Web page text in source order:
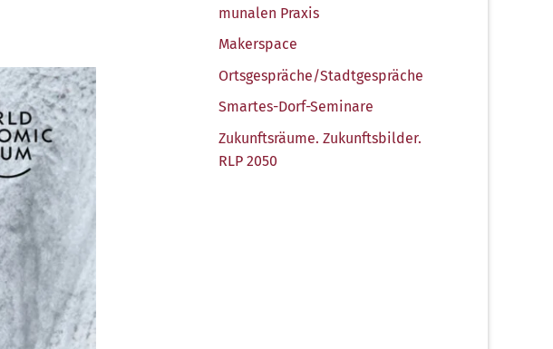
mu­na­len Praxis
Maker­space
Ortsgespräche/​Stadtgespräche
Smar­tes-Dorf-Semi­na­re
Zukunfts­räu­me. Zukunfts­bil­der.
RLP 2050